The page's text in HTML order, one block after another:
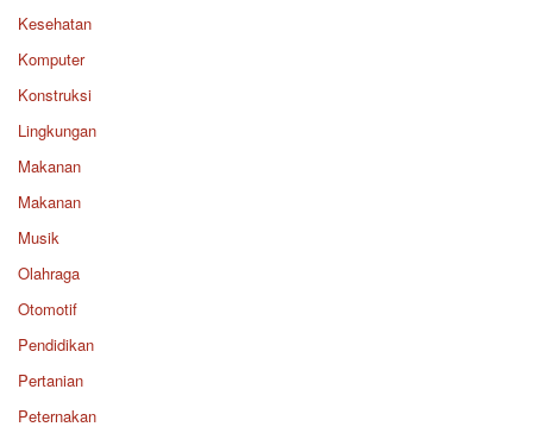
Kesehatan
Komputer
Konstruksi
Lingkungan
Makanan
Makanan
Musik
Olahraga
Otomotif
Pendidikan
Pertanian
Peternakan